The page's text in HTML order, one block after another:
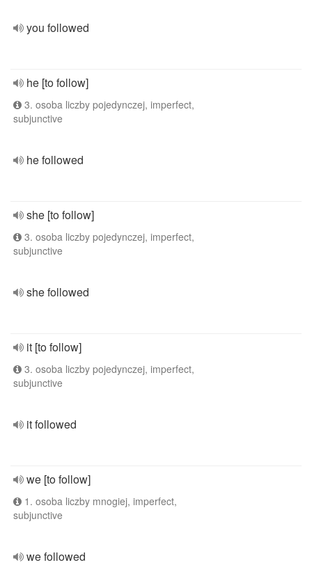
you followed
he [to follow]
3. osoba liczby pojedynczej, imperfect,
subjunctive
he followed
she [to follow]
3. osoba liczby pojedynczej, imperfect,
subjunctive
she followed
it [to follow]
3. osoba liczby pojedynczej, imperfect,
subjunctive
it followed
we [to follow]
1. osoba liczby mnogiej, imperfect,
subjunctive
we followed